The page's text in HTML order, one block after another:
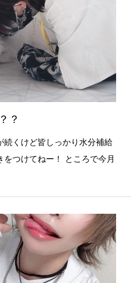
？
続くけど皆しっかり水分補給
をつけてねー！ ところで今月